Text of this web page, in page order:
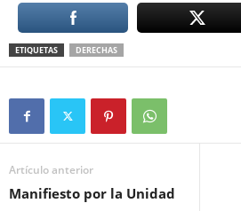
ETIQUETAS DERECHAS
Artículo anterior
Manifiesto por la Unidad